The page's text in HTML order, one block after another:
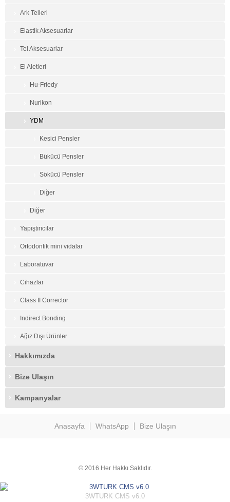
Ark Telleri
Elastik Aksesuarlar
Tel Aksesuarlar
El Aletleri
Hu-Friedy
Nurikon
YDM
Kesici Pensler
Bükücü Pensler
Sökücü Pensler
Diğer
Diğer
Yapıştırıcılar
Ortodontik mini vidalar
Laboratuvar
Cihazlar
Class II Corrector
Indirect Bonding
Ağız Dışı Ürünler
Hakkımızda
Bize Ulaşın
Kampanyalar
Anasayfa WhatsApp Bize Ulaşın
© 2016 Her Hakkı Saklıdır.
3WTURK CMS v6.0